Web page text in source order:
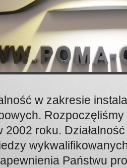
w zakresie
2002 roku.
Państwu